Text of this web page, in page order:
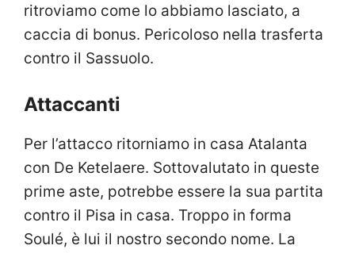
ritroviamo come lo abbiamo lasciato, a
caccia di bonus. Pericoloso nella trasferta
contro il Sassuolo.
Attaccanti
Per l’attacco ritorniamo in casa Atalanta
con De Ketelaere. Sottovalutato in queste
prime aste, potrebbe essere la sua partita
contro il Pisa in casa. Troppo in forma
Soulé, è lui il nostro secondo nome. La